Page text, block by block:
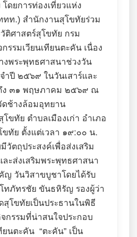
ดยการท่องเที่ยวแห่ง
ทท.) สำนักงานสุโขทัยร่วม
ติศาสตร์สุโขทัย กรม
รรมเวียนเทียนตะคัน เนื่อง
พระพุทธศาสนาช่วงวัน
ำปี ๒๕๖๙ ในวันเสาร์และ
ง ๓๑ พฤษภาคม ๒๕๖๙ ณ
ช้างล้อมอุทยาน
โขทัย ตำบลเมืองเก่า อำเภอ
ขทัย ตั้งแต่เวลา ๑๙:๐๐ น.
วัตถุประสงค์เพื่อส่งเสริม
ละส่งเสริมพระพุทธศาสนา
ญ วันวิสาขบูชาโดยได้รับ
โทภัทรชัย ขันธหิรัญ รองผู้ว่า
สุโขทัยเป็นประธานในพิธี
กรรมที่น่าสนใจประกอบ
ยนตะคัน “ตะคัน” เป็น